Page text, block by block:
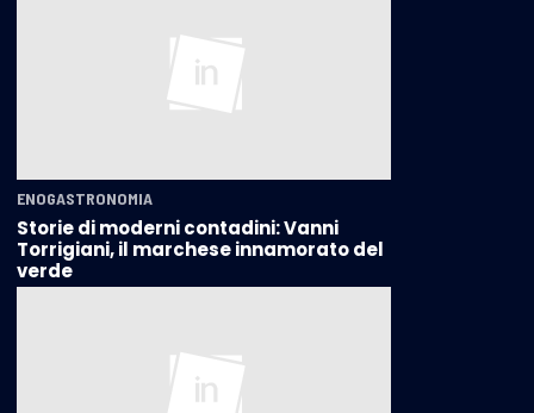
ENOGASTRONOMIA
Storie di moderni contadini: Vanni
Torrigiani, il marchese innamorato del
verde